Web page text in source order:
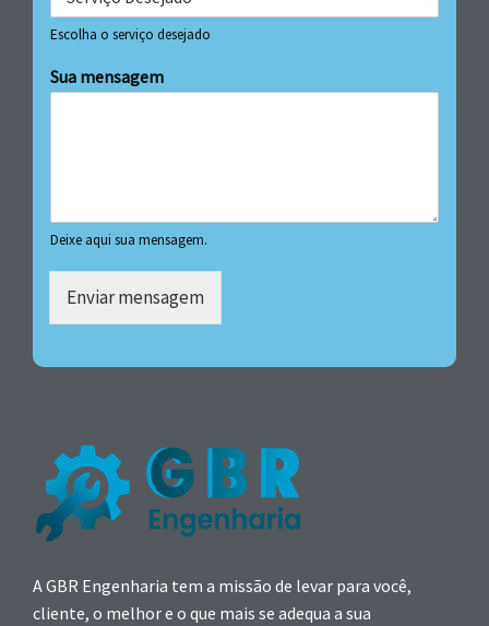
Escolha o serviço desejado
Sua mensagem
Deixe aqui sua mensagem.
Enviar mensagem
A GBR Engenharia tem a missão de levar para você,
cliente, o melhor e o que mais se adequa a sua